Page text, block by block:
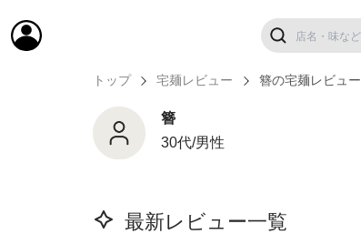
トップ 宅麺レビュー 簪の宅麺レビュー
簪
30代/男性
最新レビュー一覧